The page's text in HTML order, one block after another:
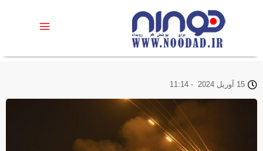
15 آوریل 2024 -
11:14